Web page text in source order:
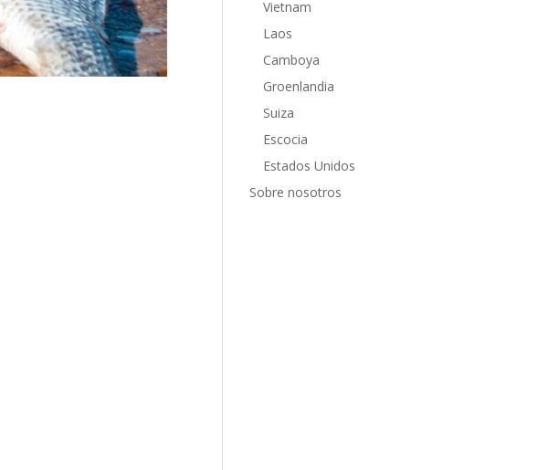
Vietnam
Laos
Camboya
Groenlandia
Suiza
Escocia
Estados Unidos
Sobre nosotros